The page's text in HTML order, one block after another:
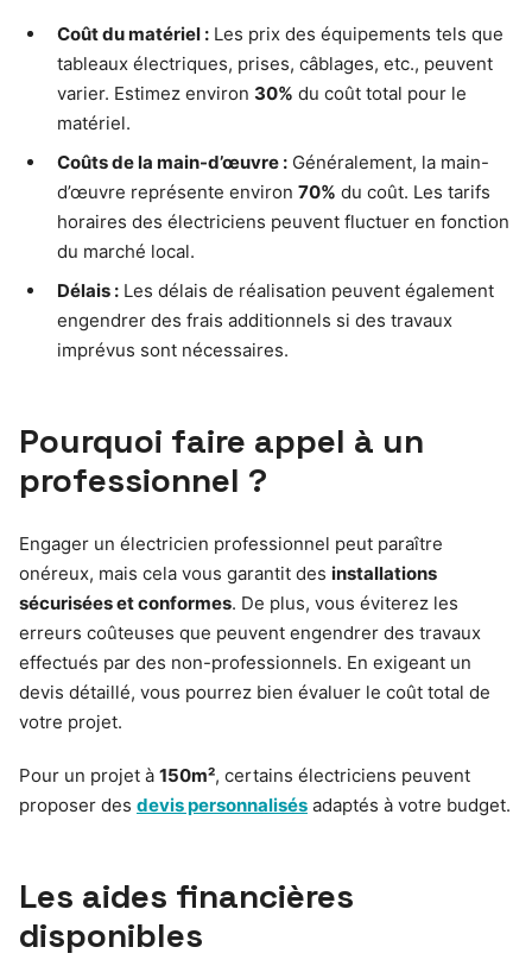
Coût du matériel : Les prix des équipements tels que
tableaux électriques, prises, câblages, etc., peuvent
varier. Estimez environ 30% du coût total pour le
matériel.
Coûts de la main-d’œuvre : Généralement, la main-
d’œuvre représente environ 70% du coût. Les tarifs
horaires des électriciens peuvent fluctuer en fonction
du marché local.
Délais : Les délais de réalisation peuvent également
engendrer des frais additionnels si des travaux
imprévus sont nécessaires.
Pourquoi faire appel à un
professionnel ?
Engager un électricien professionnel peut paraître
onéreux, mais cela vous garantit des installations
sécurisées et conformes. De plus, vous éviterez les
erreurs coûteuses que peuvent engendrer des travaux
effectués par des non-professionnels. En exigeant un
devis détaillé, vous pourrez bien évaluer le coût total de
votre projet.
Pour un projet à 150m², certains électriciens peuvent
proposer des devis personnalisés adaptés à votre budget.
Les aides financières
disponibles